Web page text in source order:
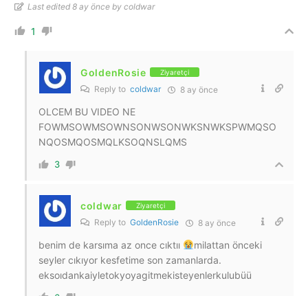
Last edited 8 ay önce by coldwar
1
GoldenRosie Ziyaretçi
Reply to coldwar 8 ay önce
OLCEM BU VIDEO NE
FOWMSOWMSOWNSONWSONWKSNWKSPWMQSO
NQOSMQOSMQLKSOQNSLQMS
3
coldwar Ziyaretçi
Reply to GoldenRosie 8 ay önce
benim de karsıma az once cıktıı
milattan önceki
seyler cıkıyor kesfetime son zamanlarda.
eksoıdankaiyletokyoyagitmekisteyenlerkulubüü